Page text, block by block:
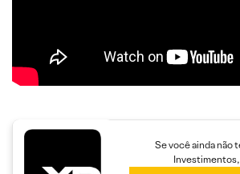
Se você ainda não
Investimentos,